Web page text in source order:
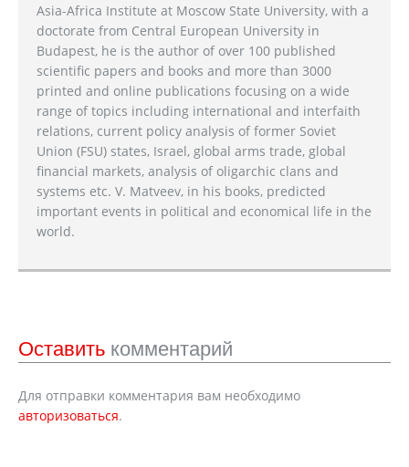
Asia-Africa Institute at Moscow State University, with a
doctorate from Central European University in
Budapest, he is the author of over 100 published
scientific papers and books and more than 3000
printed and online publications focusing on a wide
range of topics including international and interfaith
relations, current policy analysis of former Soviet
Union (FSU) states, Israel, global arms trade, global
financial markets, analysis of oligarchic clans and
systems etc. V. Matveev, in his books, predicted
important events in political and economical life in the
world.
Оставить комментарий
Для отправки комментария вам необходимо
авторизоваться.